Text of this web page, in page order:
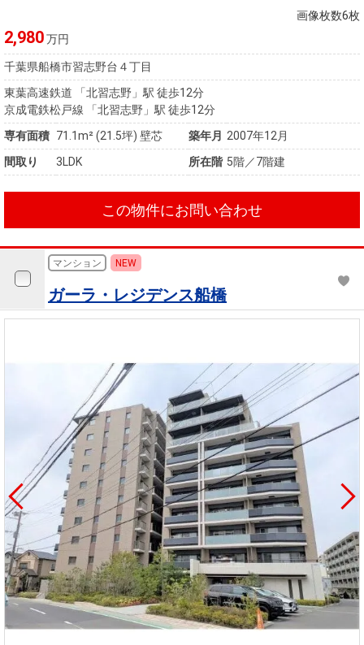
画像枚数6枚
2,980万円
千葉県船橋市習志野台４丁目
東葉高速鉄道 「北習志野」駅 徒歩12分
京成電鉄松戸線 「北習志野」駅 徒歩12分
専有面積 71.1m²(21.5坪) 壁芯 築年月 2007年12月
間取り
3LDK 所在階 5階／7階建
この物件にお問い合わせ
マンション NEW
ガーラ・レジデンス船橋